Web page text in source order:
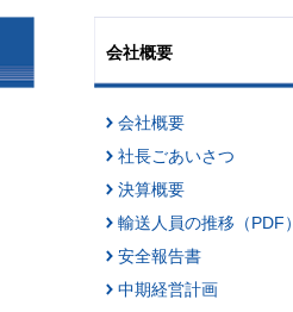
会社概要
会社概要
社長ごあいさつ
決算概要
輸送人員の推移（PDF）
安全報告書
中期経営計画